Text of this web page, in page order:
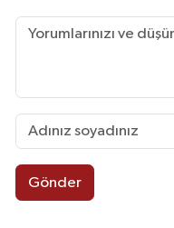
Gönder